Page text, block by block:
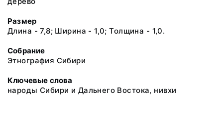
Размер
Длина - 7,8; Ширина - 1,0; Толщина - 1,0.
Собрание
Этнография Сибири
Ключевые слова
народы Сибири и Дальнего Востока, нивхи